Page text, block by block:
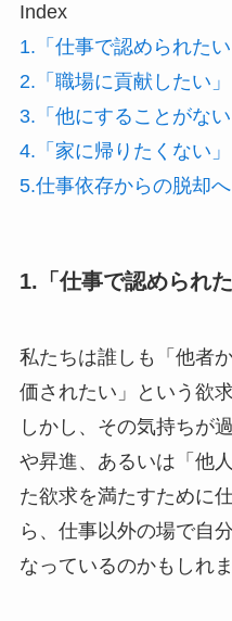
Index
1.「仕事で認められた
2.「職場に貢献したい
3.「他にすることがな
4.「家に帰りたくない
5.仕事依存からの脱却
1.「仕事で認められ
私たちは誰しも「他者
価されたい」という欲
しかし、その気持ちが
や昇進、あるいは「他
た欲求を満たすために
ら、仕事以外の場で自
なっているのかもしれま